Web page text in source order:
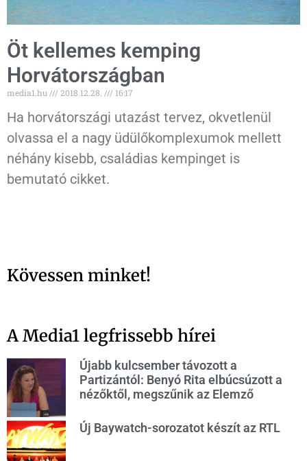
Öt kellemes kemping
Horvátországban
media1.hu 2018.12.28. 16:17
Ha horvátországi utazást tervez, okvetlenül
olvassa el a nagy üdülőkomplexumok mellett
néhány kisebb, családias kempinget is
bemutató cikket.
Kövessen minket!
A Media1 legfrissebb hírei
Újabb kulcsember távozott a
Partizántól: Benyó Rita elbúcsúzott a
nézőktől, megszűnik az Elemző
Új Baywatch-sorozatot készít az RTL